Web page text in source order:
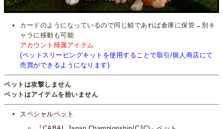
カードのようになっているので同じ鯖であれば倉庫に保管→別キ
ャラに移動も可能
アカウント帰属アイテム
(ペットスリーピングキットを使用することで取引/個人商店にて
売買ができるようになります)
ペットは攻撃しません
ペットはアイテムを拾いません
スペシャルペット